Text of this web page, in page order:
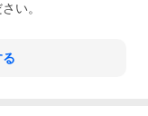
い。